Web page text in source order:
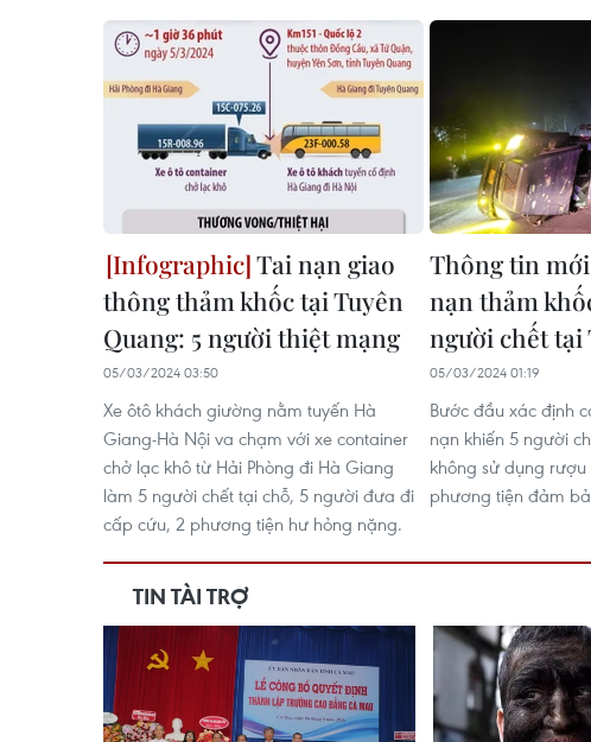
Tai nạn giao
thông thảm khốc tại Tuyên
Quang: 5 người thiệt mạng
05/03/2024 03:50
Xe ôtô khách giường nằm tuyến Hà
Giang-Hà Nội va chạm với xe container
chở lạc khô từ Hải Phòng đi Hà Giang
làm 5 người chết tại chỗ, 5 người đưa đi
cấp cứu, 2 phương tiện hư hỏng nặng.
Thông tin
nạn thảm
người chết tại
05/03/2024 01:19
Bước đầu xác định
nạn khiến 5 người
không sử dụng
phương tiện đảm